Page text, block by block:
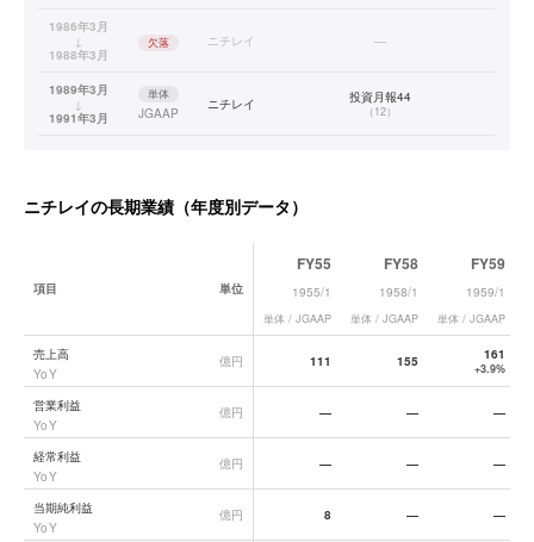
1986年3月
↓
1988年3月
欠落 ニチレイ —
1989年3月
↓
1991年3月
単体
JGAAP
ニチレイ 投資月報44
（12）
1997年3月
連結
ニチレイ 有価証券報告書
XBRLベース ）
ニチレイの長期業績（年度別データ）
ニチレイ
項目 単位
FY55
1955/1
単体 / JGAAP
FY58
1958/1
単体 / JGAAP
FY59
1959/1
単体 / JGAAP
売上高
YoY
億円 111 155 161
+3.9%
営業利益
YoY
億円 — — —
経常利益
YoY
億円 — — —
当期純利益
YoY
億円 8 — —